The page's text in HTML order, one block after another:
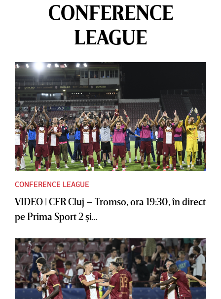
CONFERENCE
LEAGUE
CONFERENCE LEAGUE
VIDEO | CFR Cluj – Tromso, ora 19:30, în direct
pe Prima Sport 2 şi...